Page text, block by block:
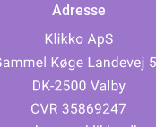
Adresse